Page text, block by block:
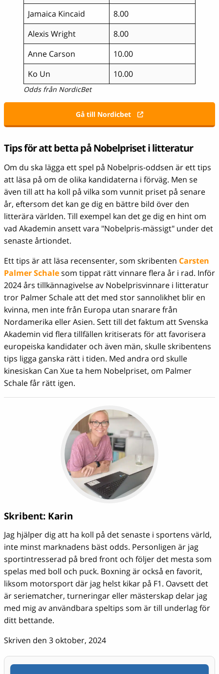
Jamaica Kincaid
8.00
Alexis Wright
8.00
Anne Carson
10.00
Ko Un
10.00
Odds från NordicBet
Gå till Nordicbet
Tips för att betta på Nobelpriset i litteratur
Om du ska lägga ett spel på Nobelpris-oddsen är ett tips
att läsa på om de olika kandidaterna i förväg. Men se
även till att ha koll på vilka som vunnit priset på senare
år, eftersom det kan ge dig en bättre bild över den
litterära världen. Till exempel kan det ge dig en hint om
vad Akademin ansett vara "Nobelpris-mässigt" under det
senaste årtiondet.
Ett tips är att läsa recensenter, som skribenten Carsten
Palmer Schalesom tippat rätt vinnare flera år i rad. Inför
2024 års tillkännagivelse av Nobelprisvinnare i litteratur
tror Palmer Schale att det med stor sannolikhet blir en
kvinna, men inte från Europa utan snarare från
Nordamerika eller Asien. Sett till det faktum att Svenska
Akademin vid flera tillfällen kritiserats för att favorisera
europeiska kandidater och även män, skulle skribentens
tips ligga ganska rätt i tiden. Med andra ord skulle
kinesiskan Can Xue ta hem Nobelpriset, om Palmer
Schale får rätt igen.
Skribent: Karin
Jag hjälper dig att ha koll på det senaste i sportens värld,
inte minst marknadens bäst odds. Personligen är jag
sportintresserad på bred front och följer det mesta som
spelas med boll och puck. Boxning är också en favorit,
liksom motorsport där jag helst kikar på F1. Oavsett det
är seriematcher, turneringar eller mästerskap delar jag
med mig av användbara speltips som är till underlag för
ditt bettande.
Skriven den 3 oktober, 2024